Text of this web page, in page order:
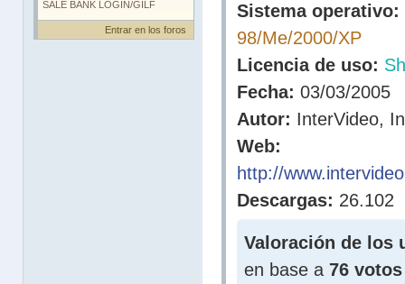
Entrar en los foros
Sistema operativo:
98/Me/2000/XP
Licencia de uso:
Fecha: 03/03/2005
Autor: InterVideo,
Web:
http://
Descargas: 26.102
Valoración de los
en base a 76 votos